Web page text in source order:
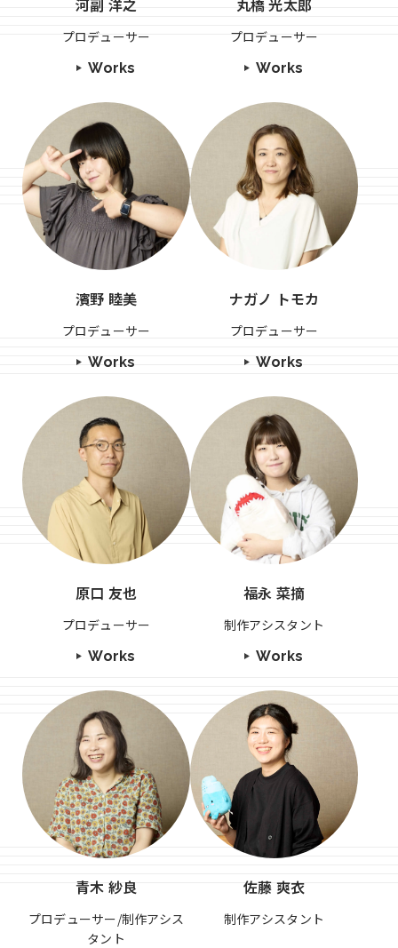
プロデューサー
Works
プロデューサー
Works
濱野 睦美
プロデューサー
Works
ナガノ トモカ
プロデューサー
Works
原口 友也
プロデューサー
Works
福永 菜摘
制作アシスタント
Works
青木 紗良
プロデューサー/制作アシス
タント
佐藤 爽衣
制作アシスタント